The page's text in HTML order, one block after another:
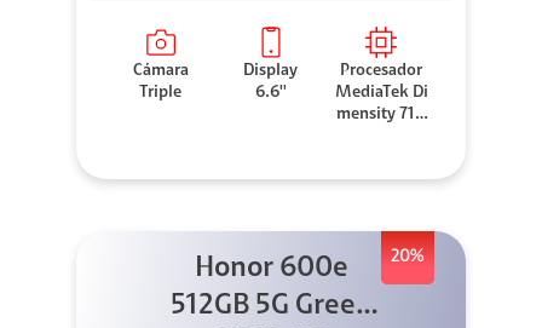
Cámara
Triple
Display
6.6''
Procesador
MediaTek Di
mensity 710
20%
Honor 600e
512GB 5G Green